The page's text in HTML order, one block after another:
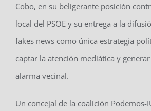
Cobo, en su beligerante posición
local del PSOE y su entrega a la
fakes news como única estrategia
captar la atención mediática y
alarma vecinal.
Un concejal de la coalición Podemos-